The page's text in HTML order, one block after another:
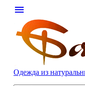
menu
Одежда из